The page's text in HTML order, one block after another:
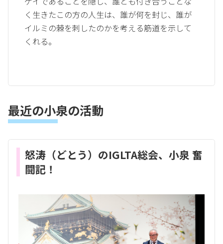
く生きたこの方の人生は、誰が何を封じ、誰が
イルミの棘を刺したのかを考える筋道を示して
くれる。
最近の小泉の活動
怒涛（どとう）のIGLTA総会、小泉 奮
闘記！